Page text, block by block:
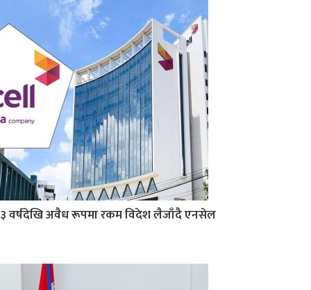
३ वर्षदेखि अवैध रूपमा रकम विदेश लैजाँदै एनसेल